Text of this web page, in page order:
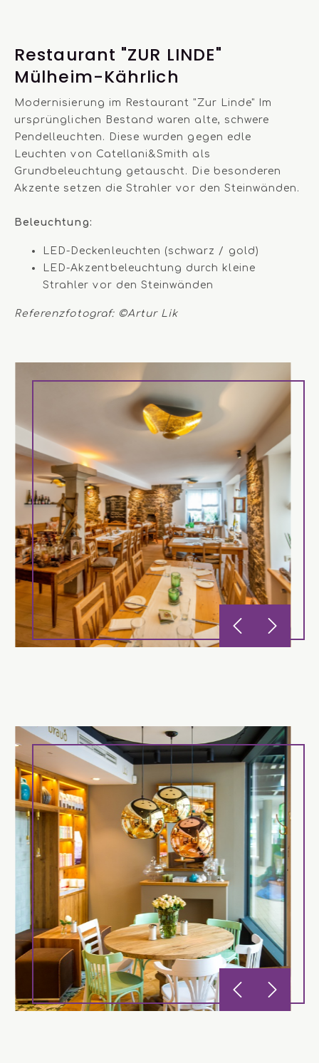
Restaurant "ZUR LINDE"
Mülheim-Kährlich
Modernisierung im Restaurant "Zur Linde" Im
ursprünglichen Bestand waren alte, schwere
Pendelleuchten. Diese wurden gegen edle
Leuchten von Catellani&Smith als
Grundbeleuchtung getauscht. Die besonderen
Akzente setzen die Strahler vor den Steinwänden.
Beleuchtung:
LED-Deckenleuchten (schwarz / gold)
LED-Akzentbeleuchtung durch kleine
Strahler vor den Steinwänden
Referenzfotograf: ©Artur Lik